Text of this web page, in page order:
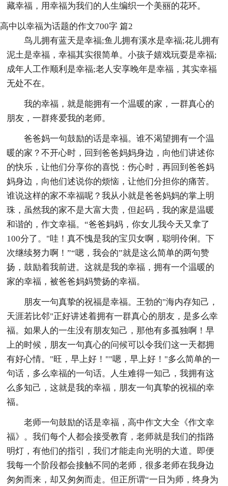
藏幸福，用幸福为我们的人生编织一个美丽的花环。
高中以幸福为话题的作文700字 篇2
鸟儿拥有蓝天是幸福;鱼儿拥有溪水是幸福;花儿拥有
泥土是幸福，幸福其实很简单。小孩子嬉戏玩耍是幸福;
成年人工作顺利是幸福;老人安享晚年是幸福，其实幸福
无处不在。
我的幸福，就是能拥有一个温暖的家，一群真心的
朋友，一群疼爱我的老师。
爸爸妈一句鼓励的话是幸福。谁不渴望拥有一个温
暖的家？不开心时，回到爸爸妈妈身边，向他们讲述你
的快乐，让他们分享你的喜悦：伤心时，再回到爸爸妈
妈身边，向他们述说你的烦恼，让他们分担你的痛苦。
谁说这样的家不幸福呢？我从小就是爸爸妈妈的掌上明
珠，虽然我的家不是大富大贵，但起码，我的家是温暖
和谐的，作文幸福。“爸爸妈妈，你女儿我今天又拿了
100分了。"哇！真不愧是我的宝贝女啊，聪明伶俐。下
次继续努力啊！”“嗯，我会的”就是这么简单的两句赞
扬，鼓励着我前进。这就是我的幸福，拥有一个温暖的
家的幸福，被爸爸妈妈赞扬的幸福。
朋友一句真挚的祝福是幸福。王勃的"海内存知己，
天涯若比邻"正好讲述着拥有一群真心的朋友，是多么幸
福。如果人的一生没有朋友知己，那他有多孤独啊！早
上的时候，朋友一句真心的问候可以令我们这一天都拥
有好心情。"旺，早上好！""嗯，早上好！"多么简单的一
句话，多么幸福的一句话。人生难得一知己，我拥有这
么多知己，这就是我的幸福，朋友一句真挚的祝福的幸
福。
老师一句鼓励的话是幸福，高中作文大全《作文幸
福》。我们每个人都会接受教育，老师就是我们的指路
明灯，有他们的指引，我们才能走向光明的大道。即便
我每一个阶段都会接触不同的老师，很多老师在我身边
匆匆而来，却又匆匆而走。但正所谓“一日为师，终身为